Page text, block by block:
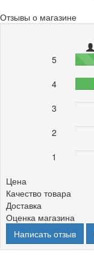
Отзывы о магазине
5
4
3
2
1
Цена
Качество товара
Доставка
Оценка магазина
Написать отзыв